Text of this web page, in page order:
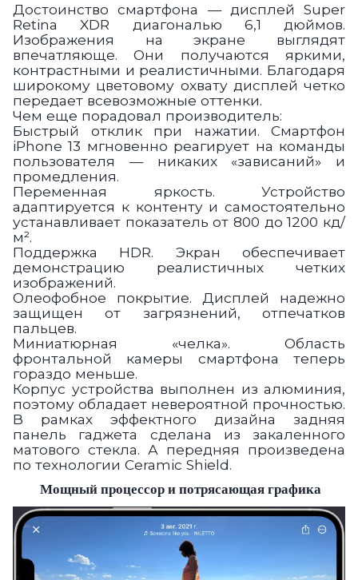
Достоинство смартфона — дисплей Super
Retina XDR диагональю 6,1 дюймов.
Изображения на экране выглядят
впечатляюще. Они получаются яркими,
контрастными и реалистичными. Благодаря
широкому цветовому охвату дисплей четко
передает всевозможные оттенки.
Чем еще порадовал производитель:
Быстрый отклик при нажатии.
Смартфон
iPhone 13 мгновенно реагирует на команды
пользователя — никаких «зависаний» и
промедления.
Переменная яркость. Устройство
адаптируется к контенту и самостоятельно
устанавливает показатель от 800 до 1200 кд/
м².
Поддержка HDR. Экран обеспечивает
демонстрацию реалистичных четких
изображений.
Олеофобное покрытие. Дисплей надежно
защищен от загрязнений, отпечатков
пальцев.
Миниатюрная «челка». Область
фронтальной камеры смартфона теперь
гораздо меньше.
Корпус устройства выполнен из алюминия,
поэтому обладает невероятной прочностью.
В рамках эффектного дизайна задняя
панель гаджета сделана из закаленного
матового стекла. А передняя произведена
по технологии Ceramic Shield.
Мощный процессор и потрясающая графика